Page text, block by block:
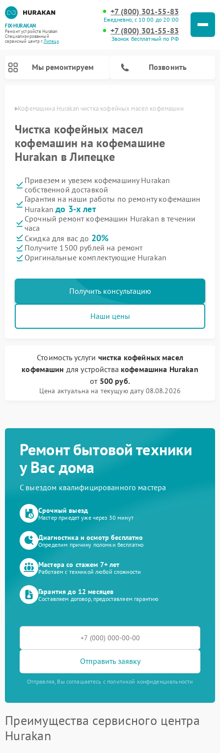
FIX-HURAKAN
Ремонт устройств Hurakan
Специализированный
cервисный центр г.Липецк
+7 (800) 301-55-83
Ежедневно, с 10:00 до 20:00
+7 (800) 301-55-83
Звонок бесплатный по РФ
Мы ремонтируем Позвонить
Кофемашина Hurakan чистка кофейных масел кофемашин
Чистка кофейных масел
кофемашин на кофемашине
Hurakan в Липецке
Привезем и увезем кофемашину Hurakan
собственной доставкой
Гарантия на наши работы по ремонту кофемашин
Hurakanдо 3-х лет
Срочный ремонт кофемашин Hurakan в течении
часа
Скидка для вас до 20%
Получите 1500 рублей на ремонт
Оригинальные комплектующие Hurakan
Получить консультацию
Наши цены
Стоимость услуги чистка кофейных масел
кофемашин для устройства кофемашина Hurakan
от 500 руб.
Цена актуальна на текущую дату 08.08.2026
Ремонт бытовой техники
у Вас дома
С выездом квалифицированного мастера
Срочный выезд
Мастер приедет уже через 30 минут
Диагностика и осмотр бесплатно
Определим причину поломки бесплатно
Мастера со стажем 7+ лет
Работаем с техникой любой сложности
Гарантия до 12 месяцев
Составляем договор, предоставляем гарантию
Отправить заявку
Отправляя, Вы соглашаетесь с политикой конфиденциальности
Преимущества сервисного центра
Hurakan